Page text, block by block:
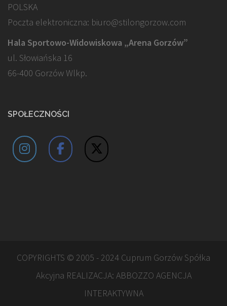
POLSKA
Poczta elektroniczna: biuro@stilongorzow.com
Hala Sportowo-Widowiskowa „Arena Gorzów”
ul. Słowiańska 16
66-400 Gorzów Wlkp.
SPOŁECZNOŚCI
COPYRIGHTS © 2005 - 2024 Cuprum Gorzów Spółka
Akcyjna REALIZACJA: ABBOZZO AGENCJA
INTERAKTYWNA